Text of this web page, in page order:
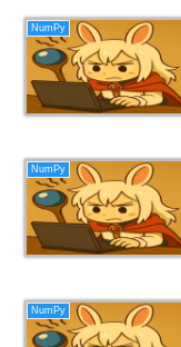
NumPy
NumPy
NumPy